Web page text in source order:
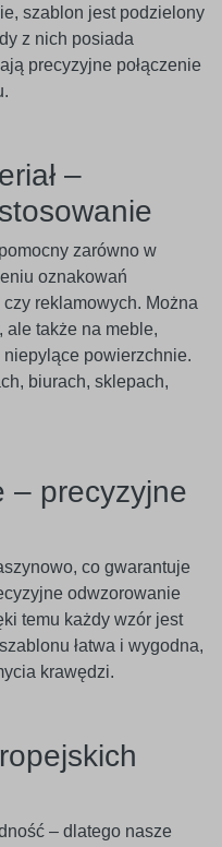
szablon jest podzielony
z nich posiada
precyzyjne połączenie
–
zarówno w
oznakowań
reklamowych. Można
ale także na meble,
niepylące powierzchnie.
biurach, sklepach,
– precyzyjne
co gwarantuje
odwzorowanie
temu każdy wzór jest
łatwa i wygodna,
krawędzi.
– dlatego nasze